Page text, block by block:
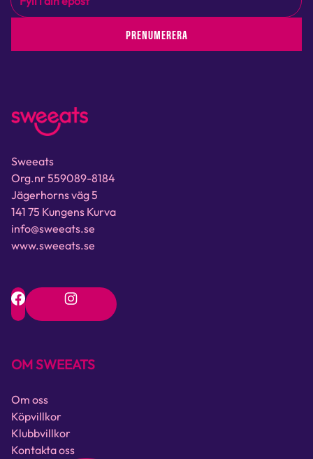
PRENUMERERA
Sweeats
Org.nr 559089-8184
Jägerhorns väg 5
141 75 Kungens Kurva
info@sweeats.se
www.sweeats.se
OM SWEEATS
Om oss
Köpvillkor
Klubbvillkor
Kontakta oss